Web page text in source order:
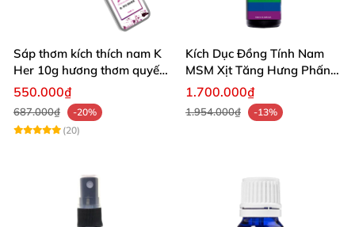
Sáp thơm kích thích nam K
Her 10g hương thơm quyến
rũ tăng ham muốn
550.000₫
687.000₫
-20%
(20)
Kích Dục Đồng Tính Nam
MSM Xịt Tăng Hưng Phấn
Không Tác Dụng Phụ
1.700.000₫
1.954.000₫ -13%